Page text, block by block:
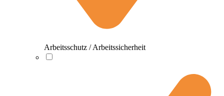
Arbeitsschutz / Arbeitssicherheit